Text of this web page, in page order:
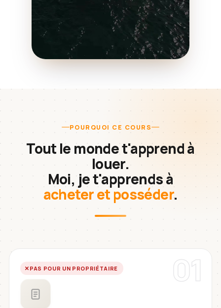
POURQUOI CE COURS
Tout le monde t'apprend à
louer.
Moi, je t'apprends à
acheter et posséder.
01
PAS POUR UN PROPRIÉTAIRE